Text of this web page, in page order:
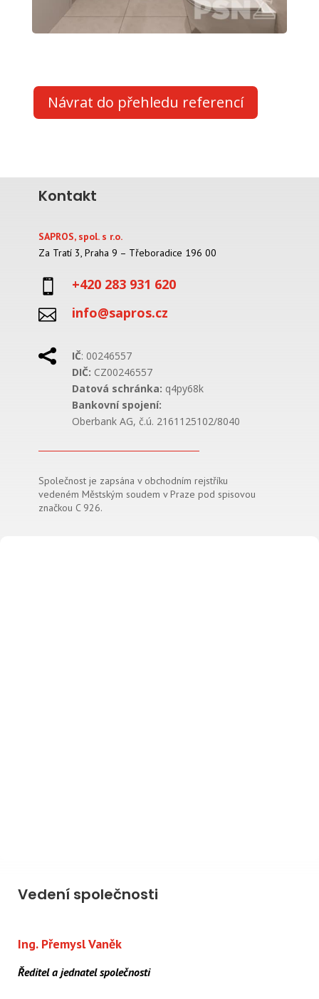
Návrat do přehledu referencí
Kontakt
SAPROS, spol. s r.o.
Za Tratí 3, Praha 9 – Třeboradice 196 00
 +420 283 931 620
 info@sapros.cz
 IČ: 00246557
DIČ: CZ00246557
Datová schránka: q4py68k
Bankovní spojení:
Oberbank AG, č.ú. 2161125102/8040
Společnost je zapsána v obchodním rejstříku
vedeném Městským soudem v Praze pod spisovou
značkou C 926.
Vedení společnosti
Ing. Přemysl Vaněk
Ředitel a jednatel společnosti